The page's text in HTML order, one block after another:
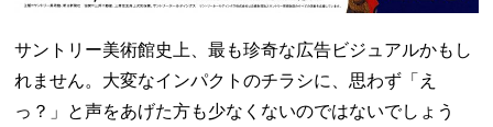
サントリー美術館史上、最も珍奇な広告ビジュアルかもし
れません。大変なインパクトのチラシに、思わず「え
っ？」と声をあげた方も少なくないのではないでしょう